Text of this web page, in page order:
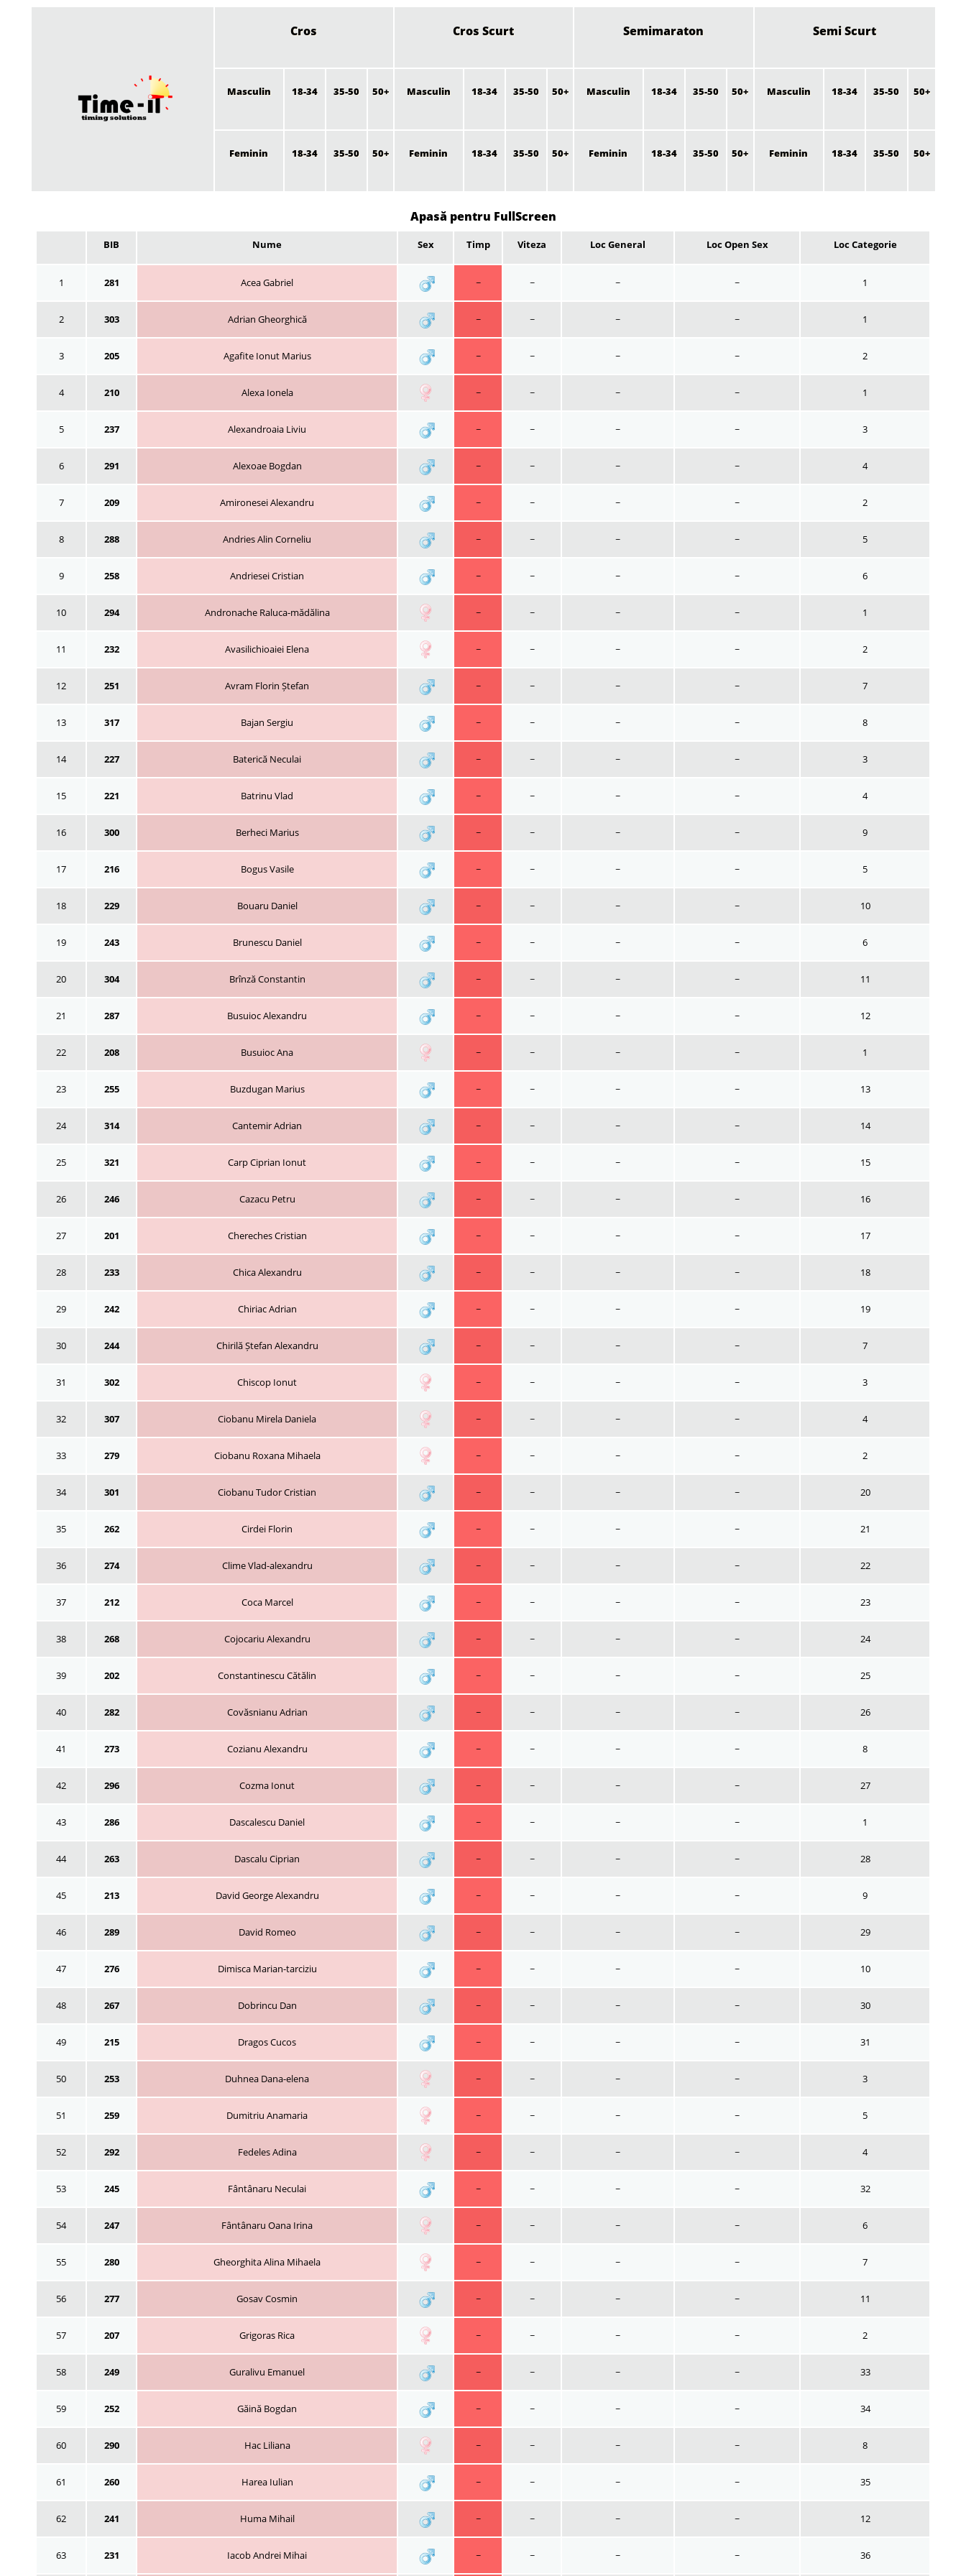
Cros Cros Scurt Semimaraton Semi Scurt
Masculin 18-34 35-50 50+ Masculin 18-34 35-50 50+ Masculin 18-34 35-50 50+ Masculin 18-34 35-50 50+
Feminin 18-34 35-50 50+ Feminin 18-34 35-50 50+ Feminin 18-34 35-50 50+ Feminin 18-34 35-50 50+
Apasă pentru FullScreen